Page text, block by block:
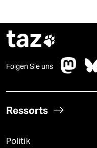
taz
Folgen Sie uns
Ressorts
Politik